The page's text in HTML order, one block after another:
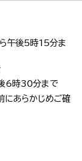
午後5時15分ま
後6時30分まで
にあらかじめご確